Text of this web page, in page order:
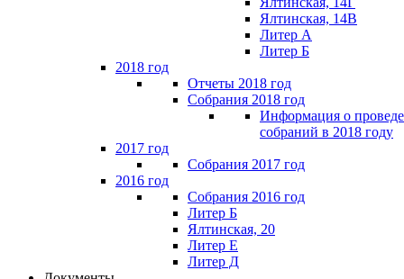
Ялтинская, 14В
Литер А
Литер Б
2018 год
Отчеты 2018 год
Собрания 2018 год
Информация о
собраний в 2018 году
2017 год
Собрания 2017 год
2016 год
Собрания 2016 год
Литер Б
Ялтинская, 20
Литер Е
Литер Д